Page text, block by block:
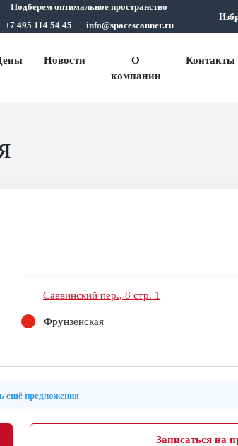
Подберем оптимальное пространство
+7 495 114 54 45
info@spacescanner.ru
Новости
О
компании
Контакты
Саввинский пер., 8 стр. 1
Фрунзенская
ещё предложения
Записаться на